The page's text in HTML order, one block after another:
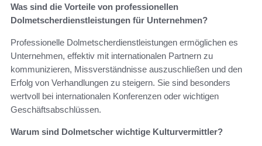
Was sind die Vorteile von professionellen
Dolmetscherdienstleistungen für Unternehmen?
Professionelle Dolmetscherdienstleistungen ermöglichen es
Unternehmen, effektiv mit internationalen Partnern zu
kommunizieren, Missverständnisse auszuschließen und den
Erfolg von Verhandlungen zu steigern. Sie sind besonders
wertvoll bei internationalen Konferenzen oder wichtigen
Geschäftsabschlüssen.
Warum sind Dolmetscher wichtige Kulturvermittler?